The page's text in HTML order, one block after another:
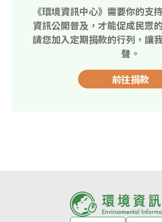
《環境資訊中心》需要你的支
資訊公開普及，才能促成民眾
請您加入定期捐款的行列，讓
聲。
前往捐款